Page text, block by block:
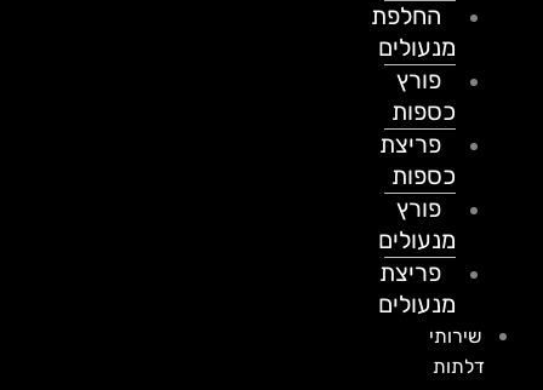
החלפת
מנעולים
פורץ
כספות
פריצת
כספות
פורץ
מנעולים
פריצת
מנעולים
שירותי
דלתות